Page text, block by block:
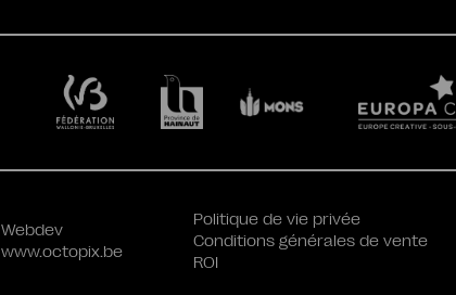
Webdev
www.octopix.be
Politique de vie privée
Conditions générales de vente
ROI